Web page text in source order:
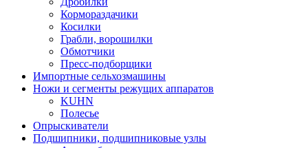
Кормораздачики
Косилки
Грабли, ворошилки
Обмотчики
Пресс-подборщики
Импортные сельхозмашины
Ножи и сегменты режущих аппаратов
KUHN
Полесье
Опрыскиватели
Подшипники, подшипниковые узлы